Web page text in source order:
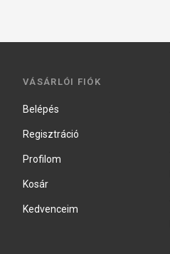
VÁSÁRLÓI FIÓK
Belépés
Regisztráció
Profilom
Kosár
Kedvenceim